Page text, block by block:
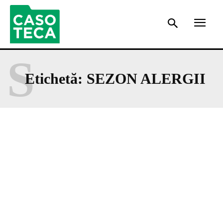
Etichetă: SEZON ALERGII
S